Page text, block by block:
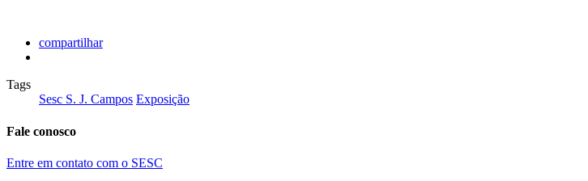
compartilhar
Tags
Sesc S. J. Campos Exposição
Fale conosco
Entre em contato com o SESC